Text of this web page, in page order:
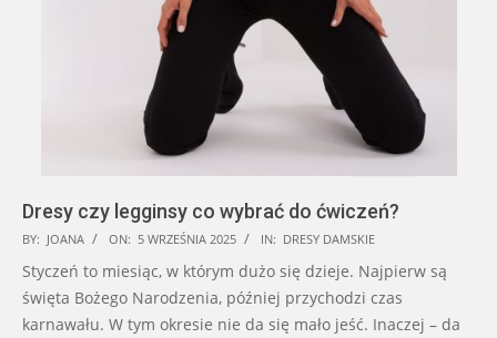
Dresy czy legginsy co wybrać do ćwiczeń?
2025-
09-
05
BY: JOANA ON: 5 WRZEŚNIA 2025 IN: DRESY DAMSKIE
Styczeń to miesiąc, w którym dużo się dzieje. Najpierw są
święta Bożego Narodzenia, później przychodzi czas
karnawału. W tym okresie nie da się mało jeść. Inaczej – da